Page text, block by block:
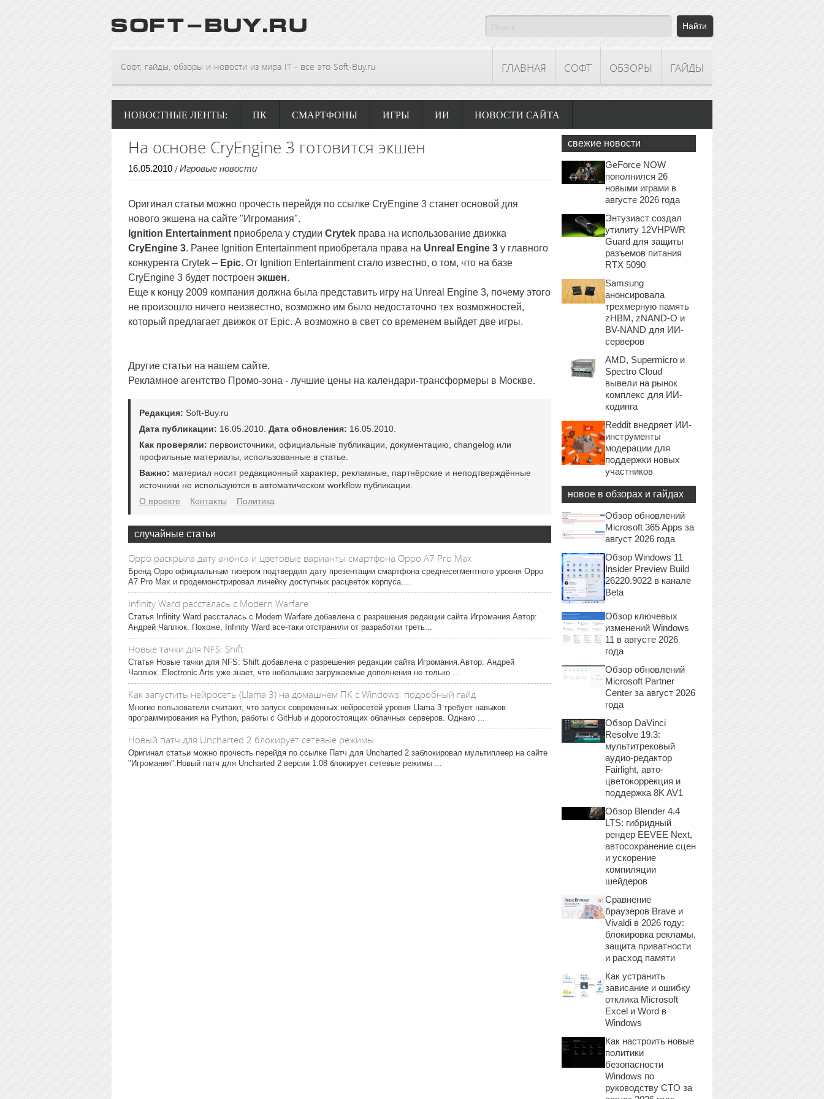
Софт, гайды, обзоры и новости из мира IT - все это Soft-Buy.ru ГЛАВНАЯ СОФТ ОБЗОРЫ ГАЙДЫ
НОВОСТНЫЕ ЛЕНТЫ: ПК СМАРТФОНЫ ИГРЫ ИИ НОВОСТИ САЙТА
На основе CryEngine 3 готовится экшен
16.05.2010 / Игровые новости
Оригинал статьи можно прочесть перейдя по ссылке CryEngine 3 станет основой для
нового экшена на сайте "Игромания".
Ignition Entertainment приобрела у студии Crytek права на использование движка
CryEngine 3. Ранее Ignition Entertainment приобретала права на Unreal Engine 3 у главного
конкурента Crytek – Epic. От Ignition Entertainment стало известно, о том, что на базе
CryEngine 3 будет построен экшен.
Еще к концу 2009 компания должна была представить игру на Unreal Engine 3, почему этого
не произошло ничего неизвестно, возможно им было недостаточно тех возможностей,
который предлагает движок от Epic. А возможно в свет со временем выйдет две игры.
Другие статьи на нашем сайте.
Рекламное агентство Промо-зона - лучшие цены на календари-трансформеры в Москве.
Редакция: Soft-Buy.ru
Дата публикации: 16.05.2010. Дата обновления: 16.05.2010.
Как проверяли: первоисточники, официальные публикации, документацию, changelog или
профильные материалы, использованные в статье.
Важно: материал носит редакционный характер; рекламные, партнёрские и неподтверждённые
источники не используются в автоматическом workflow публикации.
О проекте
Контакты Политика
случайные статьи
Oppo раскрыла дату анонса и цветовые варианты смартфона Oppo A7 Pro Max
Бренд Oppo официальным тизером подтвердил дату презентации смартфона среднесегментного уровня Oppo
A7 Pro Max и продемонстрировал линейку доступных расцветок корпуса....
Infinity Ward рассталась с Modern Warfare
Статья Infinity Ward рассталась с Modern Warfare добавлена с разрешения редакции сайта Игромания.Автор:
Андрей Чаплюк. Похоже, Infinity Ward все-таки отстранили от разработки треть...
Новые тачки для NFS: Shift
Статья Новые тачки для NFS: Shift добавлена с разрешения редакции сайта Игромания.Автор: Андрей
Чаплюк. Electronic Arts уже знает, что небольшие загружаемые дополнения не только ...
Как запустить нейросеть (Llama 3) на домашнем ПК с Windows: подробный гайд
Многие пользователи считают, что запуск современных нейросетей уровня Llama 3 требует навыков
программирования на Python, работы с GitHub и дорогостоящих облачных серверов. Однако ...
Новый патч для Uncharted 2 блокирует сетевые режимы
Оригинал статьи можно прочесть перейдя по ссылке Патч для Uncharted 2 заблокировал мультиплеер на сайте
"Игромания".Новый патч для Uncharted 2 версии 1.08 блокирует сетевые режимы ...
свежие новости
GeForce NOW
пополнился 26
новыми играми в
августе 2026 года
Энтузиаст создал
утилиту 12VHPWR
Guard для защиты
разъемов питания
RTX 5090
Samsung
анонсировала
трехмерную память
zHBM, zNAND-O и
BV-NAND для ИИ-
серверов
AMD, Supermicro и
Spectro Cloud
вывели на рынок
комплекс для ИИ-
кодинга
Reddit внедряет ИИ-
инструменты
модерации для
поддержки новых
участников
новое в обзорах и гайдах
Обзор обновлений
Microsoft 365 Apps за
август 2026 года
Обзор Windows 11
Insider Preview Build
26220.9022 в канале
Beta
Обзор ключевых
изменений Windows
11 в августе 2026
года
Обзор обновлений
Microsoft Partner
Center за август 2026
года
Обзор DaVinci
Resolve 19.3:
мультитрековый
аудио-редактор
Fairlight, авто-
цветокоррекция и
поддержка 8K AV1
Обзор Blender 4.4
LTS: гибридный
рендер EEVEE Next,
автосохранение сцен
и ускорение
компиляции
шейдеров
Сравнение
браузеров Brave и
Vivaldi в 2026 году:
блокировка рекламы,
защита приватности
и расход памяти
Как устранить
зависание и ошибку
отклика Microsoft
Excel и Word в
Windows
Как настроить новые
политики
безопасности
Windows по
руководству CTO за